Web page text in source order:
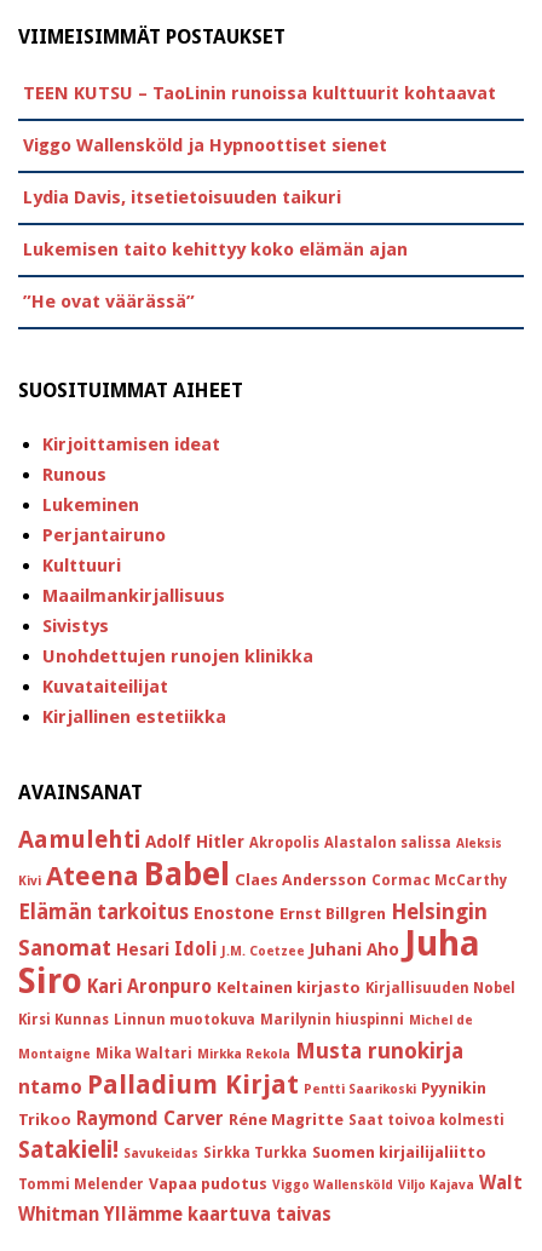
VIIMEISIMMÄT POSTAUKSET
TEEN KUTSU – TaoLinin runoissa kulttuurit kohtaavat
Viggo Wallensköld ja Hypnoottiset sienet
Lydia Davis, itsetietoisuuden taikuri
Lukemisen taito kehittyy koko elämän ajan
”He ovat väärässä”
SUOSITUIMMAT AIHEET
Kirjoittamisen ideat
Runous
Lukeminen
Perjantairuno
Kulttuuri
Maailmankirjallisuus
Sivistys
Unohdettujen runojen klinikka
Kuvataiteilijat
Kirjallinen estetiikka
AVAINSANAT
Aamulehti Adolf Hitler Akropolis Alastalon salissa Aleksis
Kivi Ateena Babel Claes Andersson Cormac McCarthy
Elämän tarkoitus Enostone Ernst Billgren Helsingin
Sanomat Hesari Idoli J.M. Coetzee Juhani Aho Juha
Siro Kari Aronpuro Keltainen kirjasto Kirjallisuuden Nobel
Kirsi Kunnas Linnun muotokuva Marilynin hiuspinni Michel de
Montaigne Mika Waltari Mirkka Rekola Musta runokirja
ntamo Palladium Kirjat Pentti Saarikoski Pyynikin
Trikoo Raymond Carver Réne Magritte Saat toivoa kolmesti
Satakieli! Savukeidas Sirkka Turkka Suomen kirjailijaliitto
Tommi Melender Vapaa pudotus Viggo Wallensköld Viljo Kajava Walt
Whitman Yllämme kaartuva taivas